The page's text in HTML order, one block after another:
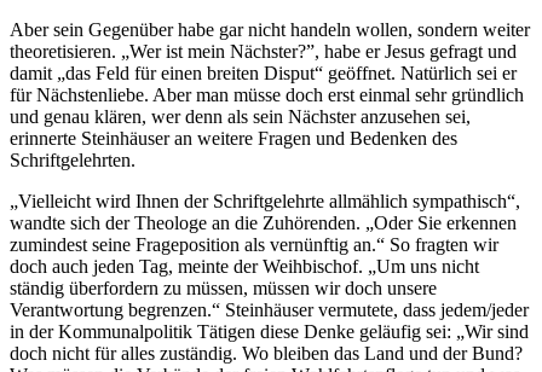
Aber sein Gegenüber habe gar nicht handeln wollen, sondern weiter
theoretisieren. „Wer ist mein Nächster?”, habe er Jesus gefragt und
damit „das Feld für einen breiten Disput“ geöffnet. Natürlich sei er
für Nächstenliebe. Aber man müsse doch erst einmal sehr gründlich
und genau klären, wer denn als sein Nächster anzusehen sei,
erinnerte Steinhäuser an weitere Fragen und Bedenken des
Schriftgelehrten.
„Vielleicht wird Ihnen der Schriftgelehrte allmählich sympathisch“,
wandte sich der Theologe an die Zuhörenden. „Oder Sie erkennen
zumindest seine Frageposition als vernünftig an.“ So fragten wir
doch auch jeden Tag, meinte der Weihbischof. „Um uns nicht
ständig überfordern zu müssen, müssen wir doch unsere
Verantwortung begrenzen.“ Steinhäuser vermutete, dass jedem/jeder
in der Kommunalpolitik Tätigen diese Denke geläufig sei: „Wir sind
doch nicht für alles zuständig. Wo bleiben das Land und der Bund?